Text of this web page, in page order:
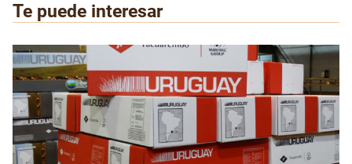
Te puede interesar